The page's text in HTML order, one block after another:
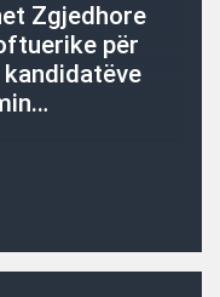
Zgjedhore
për